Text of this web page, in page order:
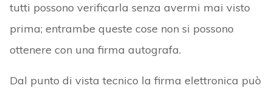
tutti possono verificarla senza avermi mai visto
prima; entrambe queste cose non si possono
ottenere con una firma autografa.
Dal punto di vista tecnico la firma elettronica può